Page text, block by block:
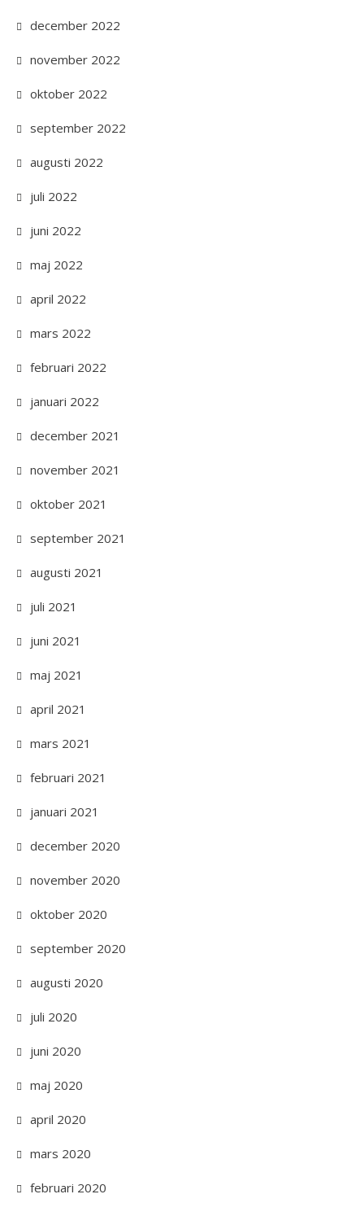
december 2022
november 2022
oktober 2022
september 2022
augusti 2022
juli 2022
juni 2022
maj 2022
april 2022
mars 2022
februari 2022
januari 2022
december 2021
november 2021
oktober 2021
september 2021
augusti 2021
juli 2021
juni 2021
maj 2021
april 2021
mars 2021
februari 2021
januari 2021
december 2020
november 2020
oktober 2020
september 2020
augusti 2020
juli 2020
juni 2020
maj 2020
april 2020
mars 2020
februari 2020